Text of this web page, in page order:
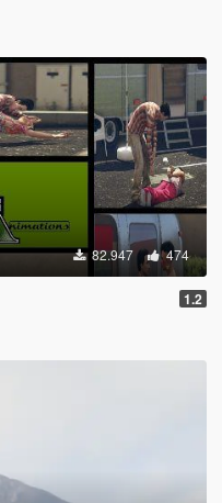
82.947 474
1.2